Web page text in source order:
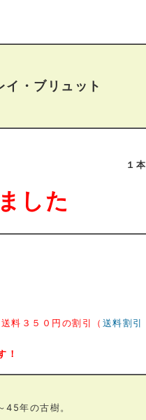
・ブリュット
１本
した
料３５０円の割引（ 送料割引
！
45年の古樹。